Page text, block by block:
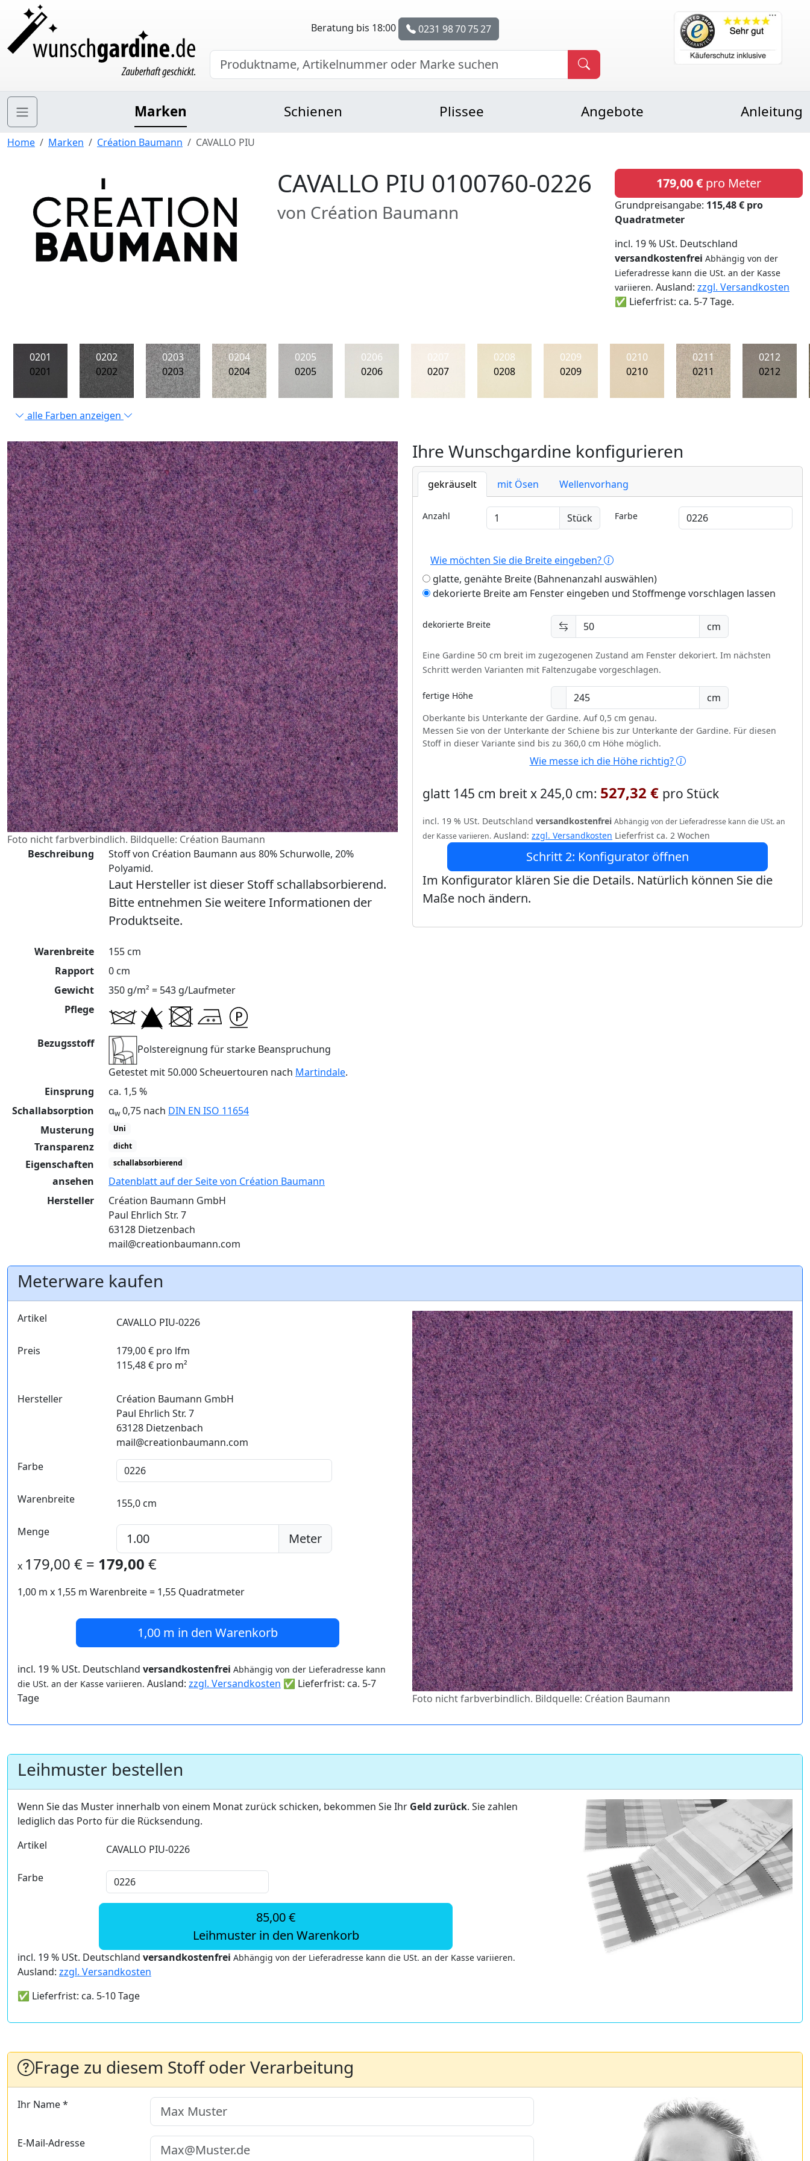
Beratung bis 18:00 0231 98 70 75 27
Marken Schienen Plissee Angebote Anleitung
Home Marken Création Baumann CAVALLO PIU
CAVALLO PIU 0100760-0226
von Création Baumann
179,00 € pro Meter
Grundpreisangabe: 115,48 € pro
Quadratmeter
incl. 19 % USt. Deutschland
versandkostenfrei Abhängig von der
Lieferadresse kann die USt. an der Kasse
variieren. Ausland: zzgl. Versandkosten
✅ Lieferfrist: ca. 5-7 Tage.
0201
0201
0202
0202
0203
0203
0204
0204
0205
0205
0206
0206
0207
0207
0208
0208
0209
0209
0210
0210
0211
0211
0212
0212
alle Farben anzeigen
Foto nicht farbverbindlich. Bildquelle: Création Baumann
Beschreibung
Stoff von Création Baumann aus 80% Schurwolle, 20%
Polyamid.
Laut Hersteller ist dieser Stoff schallabsorbierend.
Bitte entnehmen Sie weitere Informationen der
Produktseite.
Warenbreite
155 cm
Rapport
0 cm
Gewicht
350 g/m² = 543 g/Laufmeter
Pflege
Bezugsstoff
Polstereignung für starke Beanspruchung
Getestet mit 50.000 Scheuertouren nach Martindale.
Einsprung
ca. 1,5 %
Schallabsorption
αw0,75 nach DIN EN ISO 11654
Musterung
Uni
Transparenz dicht
Eigenschaften schallabsorbierend
ansehen
Datenblatt auf der Seite von Création Baumann
Hersteller
Création Baumann GmbH
Paul Ehrlich Str. 7
63128 Dietzenbach
mail@creationbaumann.com
Ihre Wunschgardine konfigurieren
gekräuselt mit Ösen Wellenvorhang
Anzahl Stück Farbe
Wie möchten Sie die Breite eingeben?
glatte, genähte Breite (Bahnenanzahl auswählen)
dekorierte Breite am Fenster eingeben und Stoffmenge vorschlagen lassen
dekorierte Breite cm
Eine Gardine 50 cm breit im zugezogenen Zustand am Fenster dekoriert. Im nächsten
Schritt werden Varianten mit Faltenzugabe vorgeschlagen.
fertige Höhe cm
Oberkante bis Unterkante der Gardine. Auf 0,5 cm genau.
Messen Sie von der Unterkante der Schiene bis zur Unterkante der Gardine. Für diesen
Stoff in dieser Variante sind bis zu 360,0 cm Höhe möglich.
Wie messe ich die Höhe richtig?
glatt 145 cm breit x 245,0 cm: 527,32 € pro Stück
incl. 19 % USt. Deutschland versandkostenfrei Abhängig von der Lieferadresse kann die USt. an
der Kasse variieren. Ausland: zzgl. Versandkosten Lieferfrist ca. 2 Wochen
Schritt 2: Konfigurator öffnen
Im Konfigurator klären Sie die Details. Natürlich können Sie die
Maße noch ändern.
Meterware kaufen
Artikel CAVALLO PIU-0226
Preis
179,00 € pro lfm
115,48 € pro m²
Hersteller
Création Baumann GmbH
Paul Ehrlich Str. 7
63128 Dietzenbach
mail@creationbaumann.com
Farbe
Warenbreite 155,0 cm
Menge Meter
x 179,00 € = 179,00 €
1,00 m x 1,55 m Warenbreite = 1,55 Quadratmeter
1,00 m in den Warenkorb
incl. 19 % USt. Deutschland versandkostenfrei Abhängig von der Lieferadresse kann
die USt. an der Kasse variieren. Ausland: zzgl. Versandkosten ✅ Lieferfrist: ca. 5-7
Tage
Foto nicht farbverbindlich. Bildquelle: Création Baumann
Leihmuster bestellen
Wenn Sie das Muster innerhalb von einem Monat zurück schicken, bekommen Sie Ihr Geld zurück. Sie zahlen
lediglich das Porto für die Rücksendung.
Artikel
CAVALLO PIU-0226
Farbe
85,00 €
Leihmuster in den Warenkorb
incl. 19 % USt. Deutschland versandkostenfrei Abhängig von der Lieferadresse kann die USt. an der Kasse variieren.
Ausland: zzgl. Versandkosten
✅ Lieferfrist: ca. 5-10 Tage
Frage zu diesem Stoff oder Verarbeitung
Ihr Name *
E-Mail-Adresse